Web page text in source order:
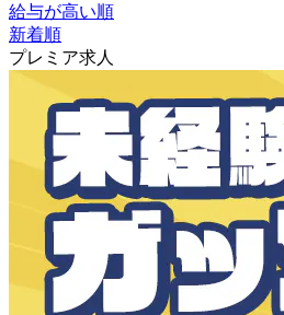
給与が高い順
新着順
プレミア求人